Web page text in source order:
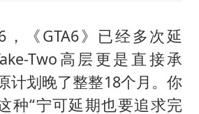
，《GTA6》已经多次延
Two高层更是直接承
计划晚了整整18个月。你
种“宁可延期也要追求完